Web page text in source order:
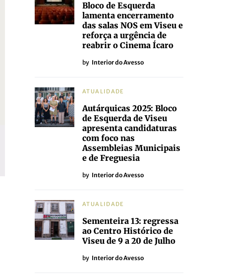
Bloco de Esquerda
lamenta encerramento
das salas NOS em Viseu e
reforça a urgência de
reabrir o Cinema Ícaro
by Interior do Avesso
ATUALIDADE
Autárquicas 2025: Bloco
de Esquerda de Viseu
apresenta candidaturas
com foco nas
Assembleias Municipais
e de Freguesia
by Interior do Avesso
ATUALIDADE
Sementeira 13: regressa
ao Centro Histórico de
Viseu de 9 a 20 de Julho
by Interior do Avesso